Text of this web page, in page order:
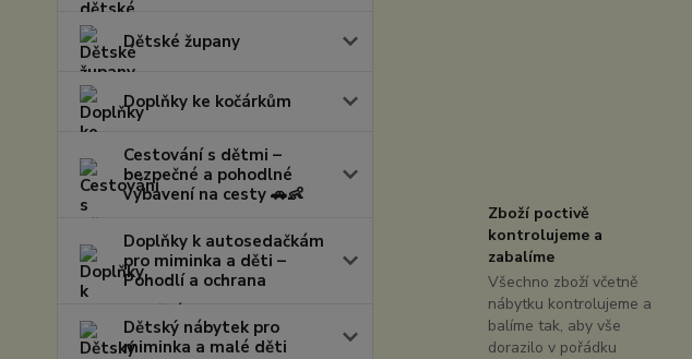
Dětské župany
Doplňky ke kočárkům
Cestování s dětmi –
bezpečné a pohodlné
vybavení na cesty 🚗👶
Doplňky k autosedačkám
pro miminka a děti –
Pohodlí a ochrana
Dětský nábytek pro
miminka a malé děti
Zboží poctivě
kontrolujeme a
zabalíme
Všechno zboží včetně
nábytku kontrolujeme a
balíme tak, aby vše
dorazilo v pořádku